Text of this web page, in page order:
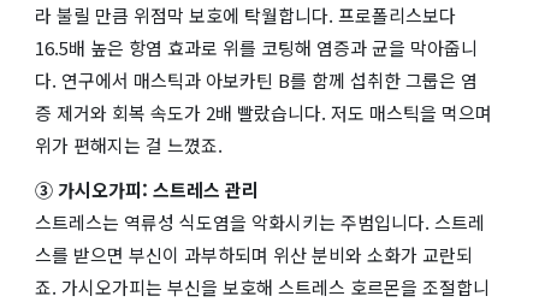
라 불릴 만큼 위점막 보호에 탁월합니다. 프로폴리스보다
16.5배 높은 항염 효과로 위를 코팅해 염증과 균을 막아줍니
다. 연구에서 매스틱과 아보카틴 B를 함께 섭취한 그룹은 염
증 제거와 회복 속도가 2배 빨랐습니다. 저도 매스틱을 먹으며
위가 편해지는 걸 느꼈죠.
③ 가시오가피: 스트레스 관리
스트레스는 역류성 식도염을 악화시키는 주범입니다. 스트레
스를 받으면 부신이 과부하되며 위산 분비와 소화가 교란되
죠. 가시오가피는 부신을 보호해 스트레스 호르몬을 조절합니